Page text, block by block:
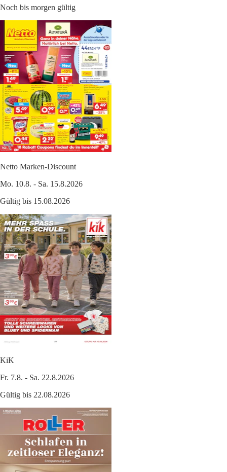
Noch bis morgen gültig
Netto Marken-Discount
Mo. 10.8. - Sa. 15.8.2026
Gültig bis 15.08.2026
KiK
Fr. 7.8. - Sa. 22.8.2026
Gültig bis 22.08.2026